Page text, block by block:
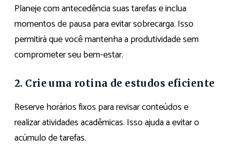
Planeje com antecedência suas tarefas e inclua
momentos de pausa para evitar sobrecarga. Isso
permitirá que você mantenha a produtividade sem
comprometer seu bem-estar.
2. Crie uma rotina de estudos eficiente
Reserve horários fixos para revisar conteúdos e
realizar atividades acadêmicas. Isso ajuda a evitar o
acúmulo de tarefas.